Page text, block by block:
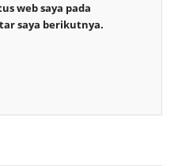
web saya pada
saya berikutnya.